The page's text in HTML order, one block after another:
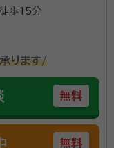
徒歩15分
ります/
無料
無料